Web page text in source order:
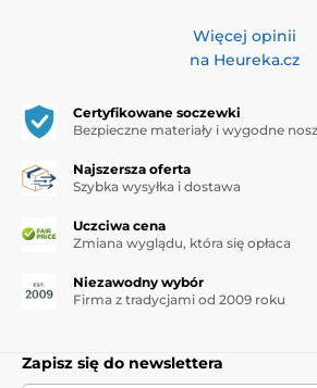
Więcej opinii
na Heureka.cz
Certyfikowane soczewki
Bezpieczne materiały i wygodne
Najszersza oferta
Szybka wysyłka i dostawa
Uczciwa cena
Zmiana wyglądu, która się opłaca
Niezawodny wybór
Firma z tradycjami od 2009 roku
Zapisz się do newslettera